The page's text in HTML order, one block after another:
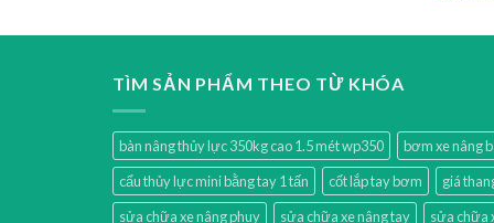
TÌM SẢN PHẨM THEO TỪ KHÓA
bàn nâng thủy lực 350kg cao 1.5 mét wp350
bơm xe nâng
cẩu thủy lực mini bằng tay 1 tấn
cốt lắp tay bơm
giá
sửa chữa xe nâng phuy
sửa chữa xe nâng tay sửa chữa